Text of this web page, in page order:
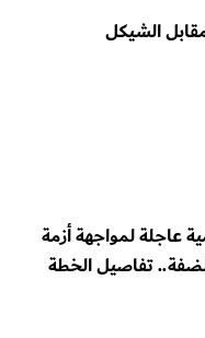
مقابل الشيكل
عاجلة لمواجهة أزمة
تفاصيل الخطة